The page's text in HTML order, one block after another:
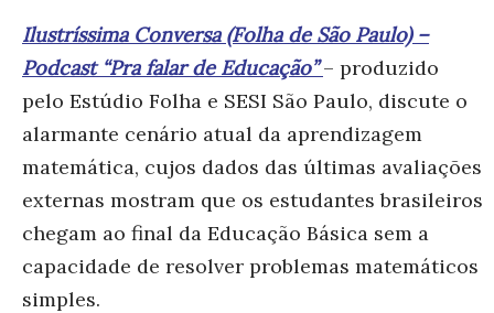
Ilustríssima Conversa (Folha de São Paulo) –
Podcast “Pra falar de Educação” – produzido
pelo Estúdio Folha e SESI São Paulo, discute o
alarmante cenário atual da aprendizagem
matemática, cujos dados das últimas avaliações
externas mostram que os estudantes brasileiros
chegam ao final da Educação Básica sem a
capacidade de resolver problemas matemáticos
simples.